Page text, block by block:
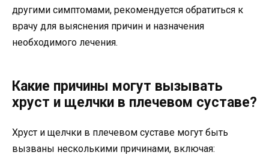
другими симптомами, рекомендуется обратиться к
врачу для выяснения причин и назначения
необходимого лечения.
Какие причины могут вызывать
хруст и щелчки в плечевом суставе?
Хруст и щелчки в плечевом суставе могут быть
вызваны несколькими причинами, включая: